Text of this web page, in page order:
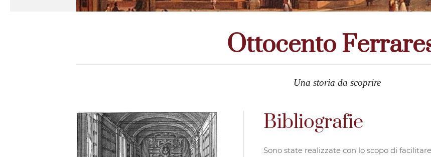
Ottocento
Una storia da scoprire
Bibliografie
Sono state realizzate con lo scopo di